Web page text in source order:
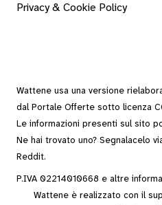
Privacy & Cookie Policy
Wattene usa una versione
dal Portale Offerte sotto licenza
Le informazioni presenti sul sito
Ne hai trovato uno? Segnalacelo
Reddit.
P.IVA 02214010668 e altre
Wattene è realizzato con il